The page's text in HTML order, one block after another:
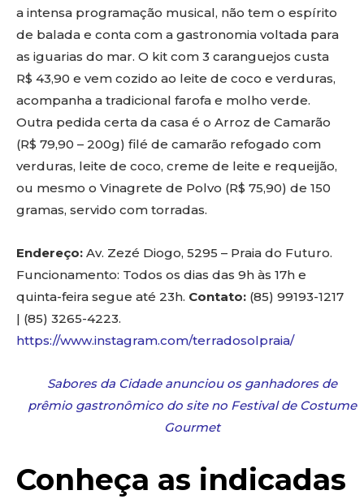
a intensa programação musical, não tem o espírito
de balada e conta com a gastronomia voltada para
as iguarias do mar. O kit com 3 caranguejos custa
R$ 43,90 e vem cozido ao leite de coco e verduras,
acompanha a tradicional farofa e molho verde.
Outra pedida certa da casa é o Arroz de Camarão
(R$ 79,90 – 200g) filé de camarão refogado com
verduras, leite de coco, creme de leite e requeijão,
ou mesmo o Vinagrete de Polvo (R$ 75,90) de 150
gramas, servido com torradas.
Endereço: Av. Zezé Diogo, 5295 – Praia do Futuro.
Funcionamento: Todos os dias das 9h às 17h e
quinta-feira segue até 23h. Contato: (85) 99193-1217
| (85) 3265-4223.
https://www.instagram.com/terradosolpraia/
Sabores da Cidade anunciou os ganhadores de
prêmio gastronômico do site no Festival de Costume
Gourmet
Conheça as indicadas